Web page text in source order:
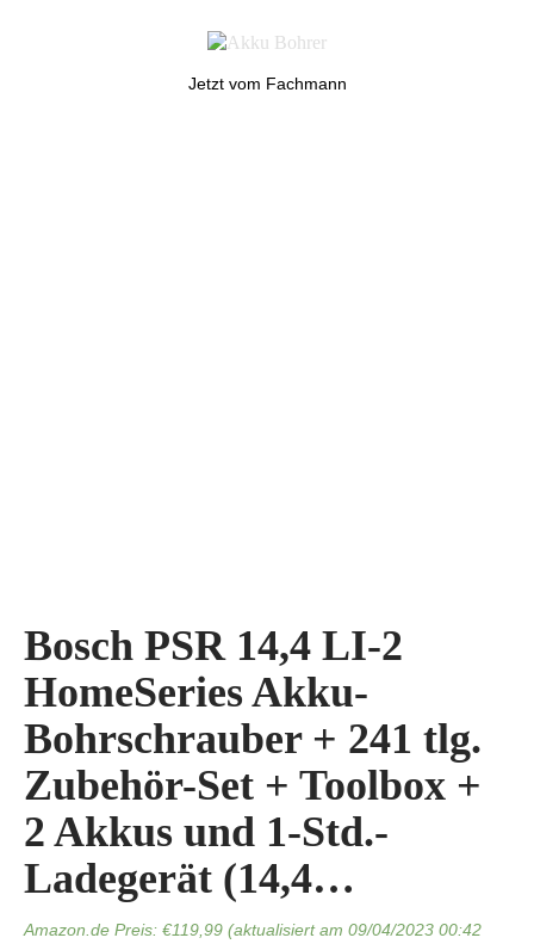
Jetzt vom Fachmann
Bosch PSR 14,4 LI-2
HomeSeries Akku-
Bohrschrauber + 241 tlg.
Zubehör-Set + Toolbox +
2 Akkus und 1-Std.-
Ladegerät (14,4…
Amazon.de Preis: €119,99 (aktualisiert am 09/04/2023 00:42